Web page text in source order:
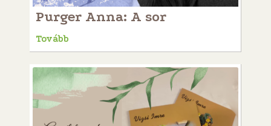
Purger Anna: A sor
Tovább